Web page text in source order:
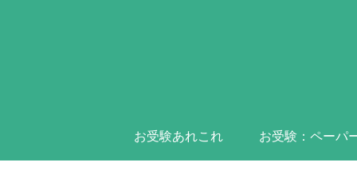
お受験あれこれ お受験：ペーパ